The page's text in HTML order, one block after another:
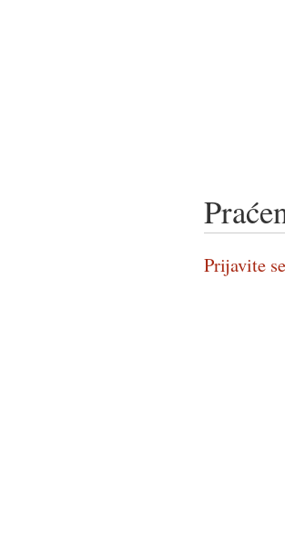
Prijavite